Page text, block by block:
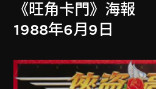
《旺角卡門》海報
1988年6月9日